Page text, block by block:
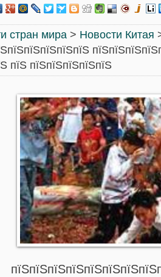
стран мира > Новости Китая
пїЅ пїЅпїЅпїЅпїЅпїЅ